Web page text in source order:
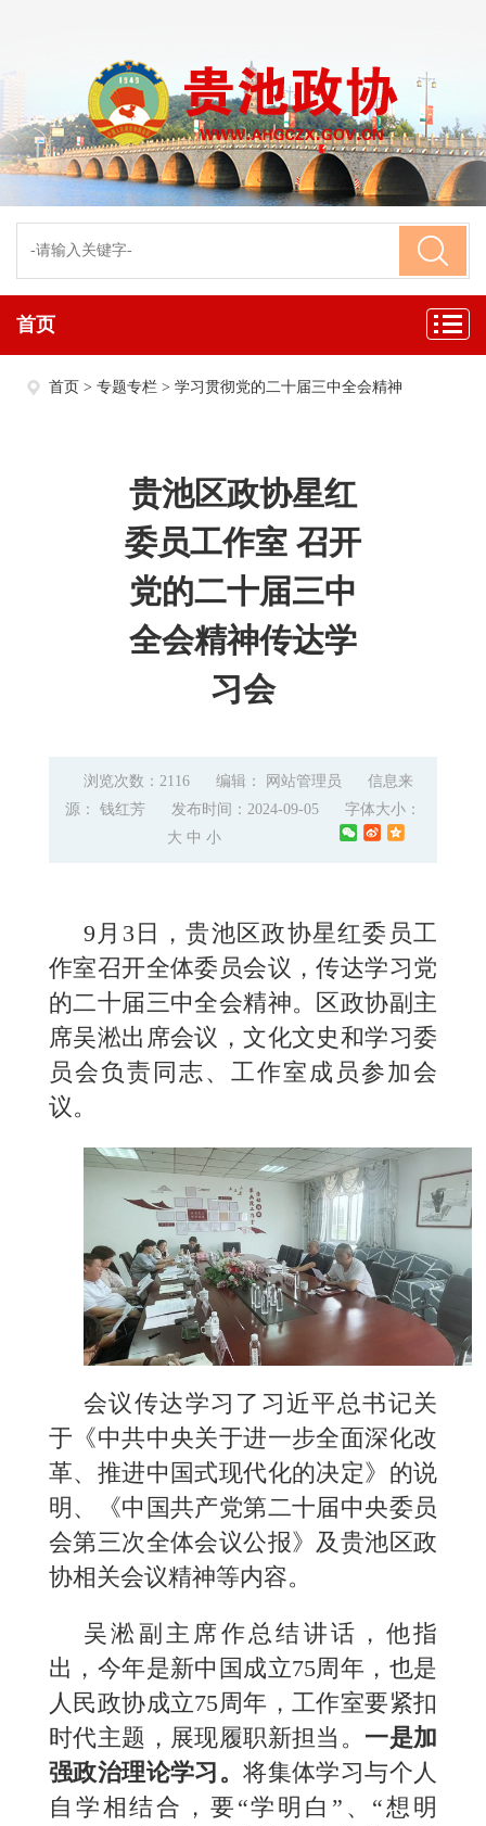
首页
首页 > 专题专栏 > 学习贯彻党的二十届三中全会精神
贵池区政协星红
委员工作室 召开
党的二十届三中
全会精神传达学
习会
浏览次数：2116 编辑： 网站管理员
信息来
源： 钱红芳
发布时间：2024-09-05
字体大小：
大 中 小
9月3日，贵池区政协星红委员工
作室召开全体委员会议，传达学习党
的二十届三中全会精神。区政协副主
席吴淞出席会议，文化文史和学习委
员会负责同志、工作室成员参加会
议。
会议传达学习了习近平总书记关
于《中共中央关于进一步全面深化改
革、推进中国式现代化的决定》的说
明、《中国共产党第二十届中央委员
会第三次全体会议公报》及贵池区政
协相关会议精神等内容。
吴淞副主席作总结讲话，他指
出，今年是新中国成立75周年，也是
人民政协成立75周年，工作室要紧扣
时代主题，展现履职新担当。 一是加
强政治理论学习。将集体学习与个人
自学相结合，要“学明白”、“想明